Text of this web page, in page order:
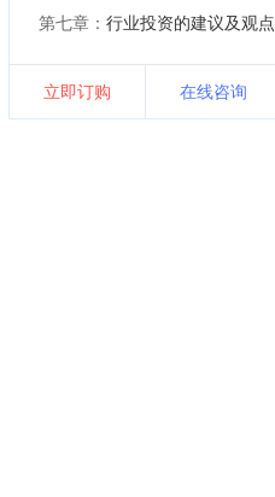
第七章： 行业投资的建议及观点
立即订购 在线咨询